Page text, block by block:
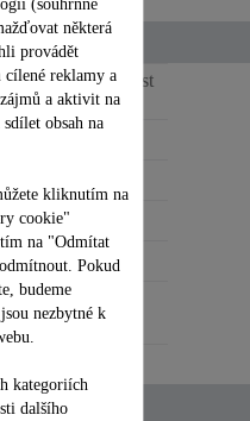
hmotnost
>1,6kg
XL (0,6 - 0,9L)
Standard
některá
provádět
cílené reklamy a
a aktivit na
obsah na
kliknutím na
cookie"
na "Odmítat
Pokud
budeme
nezbytné k
kategoriích
dalšího